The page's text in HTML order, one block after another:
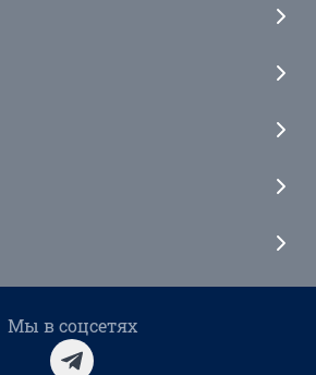
Мы в соцсетях